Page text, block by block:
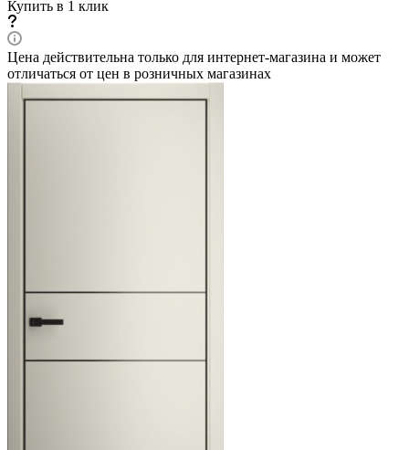
Купить в 1 клик
Цена действительна только для интернет-магазина и может
отличаться от цен в розничных магазинах